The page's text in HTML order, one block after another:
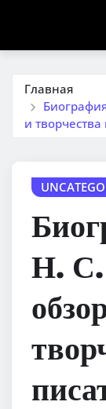
Главная
и творчества
Н.